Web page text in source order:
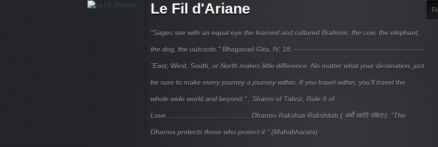
Le Fil d'Ariane
"Sages see with an equal eye the learned and cultured Brahmin, the cow, the elephant,
the dog, the outcaste." Bhagavad-Gita, IV, 18. -----------------------------------------------------
"East, West, South, or North makes little difference. No matter what your destination, just
be sure to make every journey a journey within. If you travel within, you’ll travel the
whole wide world and beyond." . Shams of Tabriz, Rule 9 of
Love........................................... Dharmo Rakshati Rakshitah ( धर्मो रक्षति रक्षितः): "The
Dharma protects those who protect it." (Mahabharata)